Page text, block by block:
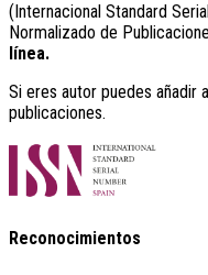
(Internacional Standard
Normalizado de
línea.
Si eres autor puedes añadir
publicaciones.
Reconocimientos